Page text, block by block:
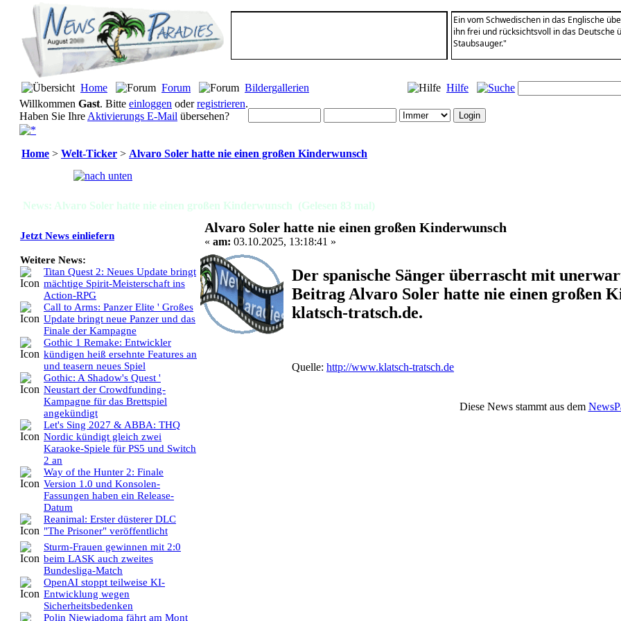
Ein vom Schwedischen in das Englische
ihn frei und rücksichtsvoll in das
Staubsauger."
Home Forum Bildergallerien Hilfe
Willkommen Gast. Bitte einloggen oderregistrieren.
Haben Sie Ihre Aktivierungs E-Mail übersehen?
Home > Welt-Ticker > Alvaro Soler hatte nie einen großen Kinderwunsch
News: Alvaro Soler hatte nie einen großen Kinderwunsch (Gelesen 83 mal)
Jetzt News einliefern
Weitere News:
Titan Quest 2: Neues Update bringt
mächtige Spirit-Meisterschaft ins
Action-RPG
Call to Arms: Panzer Elite ' Großes
Update bringt neue Panzer und das
Finale der Kampagne
Gothic 1 Remake: Entwickler
kündigen heiß ersehnte Features an
und teasern neues Spiel
Gothic: A Shadow's Quest '
Neustart der Crowdfunding-
Kampagne für das Brettspiel
angekündigt
Let's Sing 2027 & ABBA: THQ
Nordic kündigt gleich zwei
Karaoke-Spiele für PS5 und Switch
2 an
Way of the Hunter 2: Finale
Version 1.0 und Konsolen-
Fassungen haben ein Release-
Datum
Reanimal: Erster düsterer DLC
"The Prisoner" veröffentlicht
Sturm-Frauen gewinnen mit 2:0
beim LASK auch zweites
Bundesliga-Match
OpenAI stoppt teilweise KI-
Entwicklung wegen
Sicherheitsbedenken
Polin Niewiadoma fährt am Mont
Alvaro Soler hatte nie einen großen Kinderwunsch
« am: 03.10.2025, 13:18:41 »
Der spanische Sänger überrascht mit
Beitrag Alvaro Soler hatte nie einen großen
klatsch-tratsch.de.
Quelle: http://www.klatsch-tratsch.de
Diese News stammt aus dem